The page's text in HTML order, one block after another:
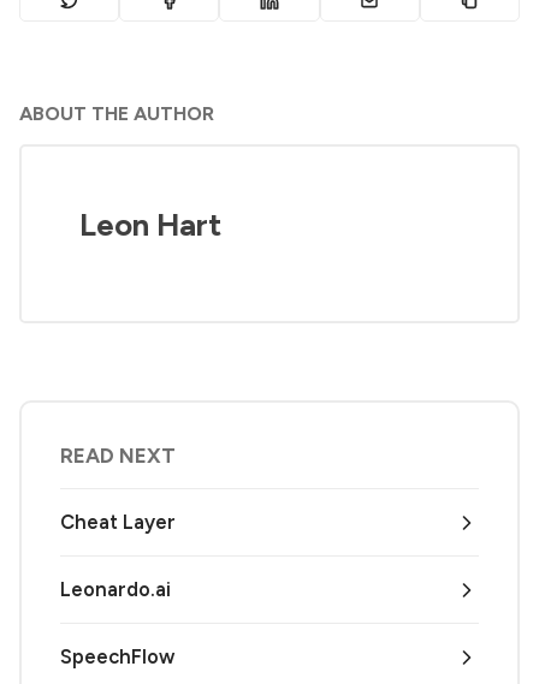
ABOUT THE AUTHOR
Leon Hart
READ NEXT
Cheat Layer
Leonardo.ai
SpeechFlow